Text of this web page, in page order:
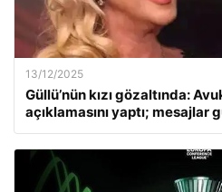
13/12/2025
Güllü’nün kızı gözaltında:
açıklamasını yaptı; mesajlar